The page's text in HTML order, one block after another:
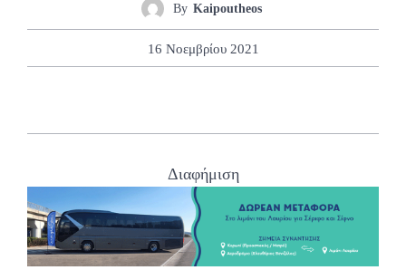
By Kaipoutheos
16 Νοεμβρίου 2021
Διαφήμιση